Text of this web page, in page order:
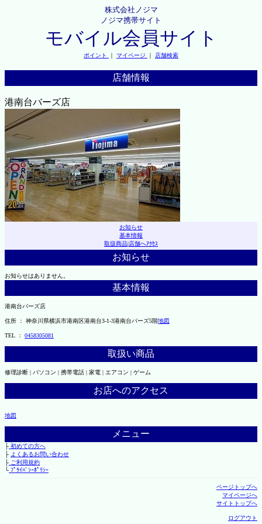
株式会社ノジマ
ノジマ携帯サイト
モバイル会員サイト
ポイント ｜ マイページ ｜ 店舗検索
店舗情報
港南台バーズ店
お知らせ
基本情報
取扱商品|店舗へｱｸｾｽ
お知らせ
お知らせはありません。
基本情報
港南台バーズ店
住所 ： 神奈川県横浜市港南区港南台3-1-3港南台バーズ5階地図
TEL ： 0458305081
取扱い商品
修理診断 | パソコン | 携帯電話 | 家電 | エアコン | ゲーム
お店へのアクセス
地図
メニュー
├初めての方へ
├ よくあるお問い合わせ
├ご利用規約
└ﾌﾟﾗｲﾊﾞｼｰﾎﾟﾘｼｰ
ページトップへ
マイページへ
サイトトップへ
ログアウト